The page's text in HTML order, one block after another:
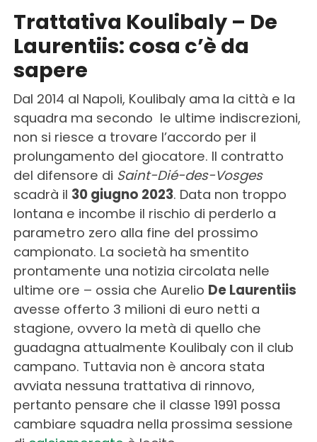
Trattativa Koulibaly – De
Laurentiis: cosa c’è da
sapere
Dal 2014 al Napoli, Koulibaly ama la città e la
squadra ma secondo le ultime indiscrezioni,
non si riesce a trovare l’accordo per il
prolungamento del giocatore. Il contratto
del difensore di Saint-Dié-des-Vosges
scadrà il 30 giugno 2023. Data non troppo
lontana e incombe il rischio di perderlo a
parametro zero alla fine del prossimo
campionato. La società ha smentito
prontamente una notizia circolata nelle
ultime ore – ossia che Aurelio De Laurentiis
avesse offerto 3 milioni di euro netti a
stagione, ovvero la metà di quello che
guadagna attualmente Koulibaly con il club
campano. Tuttavia non è ancora stata
avviata nessuna trattativa di rinnovo,
pertanto pensare che il classe 1991 possa
cambiare squadra nella prossima sessione